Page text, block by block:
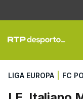
LE.
LIGA EUROPA FC